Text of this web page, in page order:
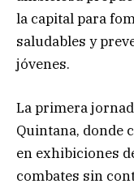
la capital para
saludables y
jóvenes.
La primera
Quintana, donde
en exhibiciones
combates sin